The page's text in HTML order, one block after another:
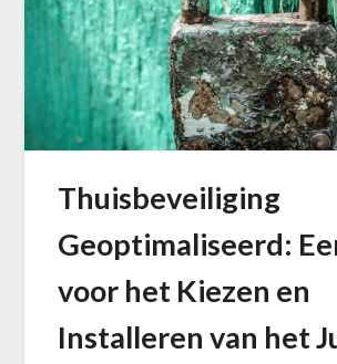
Thuisbeveiliging
Geoptimaliseerd:
voor het Kiezen en
Installeren van het